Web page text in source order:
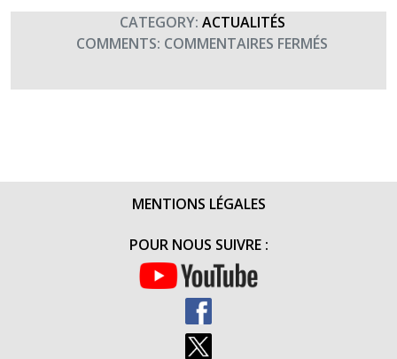
CATEGORY: ACTUALITÉS
COMMENTS: COMMENTAIRES FERMÉS
BARBE
MENTIONS LÉGALES
POUR NOUS SUIVRE :